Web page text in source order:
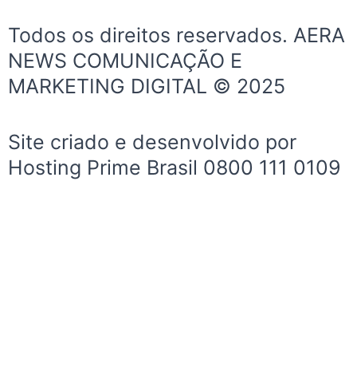
e
b
o
o
f
t
a
g
r
t
u
b
e
Todos os direitos reservados. AERA
NEWS COMUNICAÇÃO E
MARKETING DIGITAL © 2025
Site criado e desenvolvido por
Hosting Prime Brasil 0800 111 0109